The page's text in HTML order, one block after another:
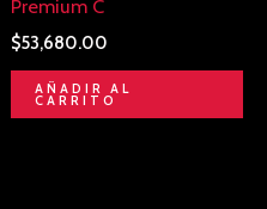
Premium C
$53,680.00
AÑADIR AL
CARRITO